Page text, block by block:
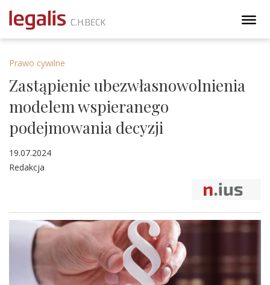
Prawo cywilne
Zastąpienie ubezwłasnowolnienia
modelem wspieranego
podejmowania decyzji
19.07.2024
Redakcja